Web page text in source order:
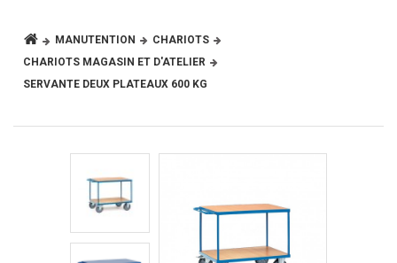
MANUTENTION
CHARIOTS
CHARIOTS MAGASIN ET D'ATELIER
SERVANTE DEUX PLATEAUX 600 KG